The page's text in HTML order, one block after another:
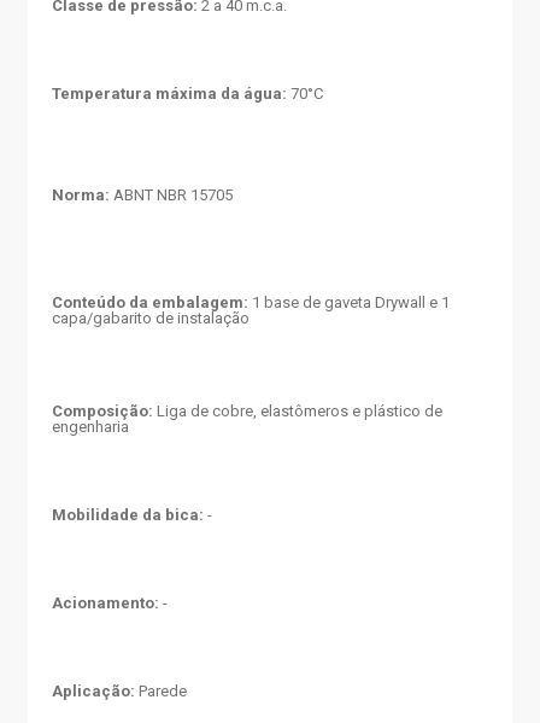
Classe de pressão: 2 a 40 m.c.a.
Temperatura máxima da água: 70°C
Norma: ABNT NBR 15705
Conteúdo da embalagem: 1 base de gaveta Drywall e 1
capa/gabarito de instalação
Composição: Liga de cobre, elastômeros e plástico de
engenharia
Mobilidade da bica: -
Acionamento: -
Aplicação: Parede